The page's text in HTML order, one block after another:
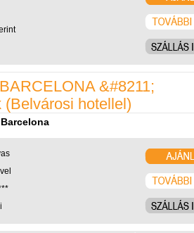
&#8211;
hotellel)